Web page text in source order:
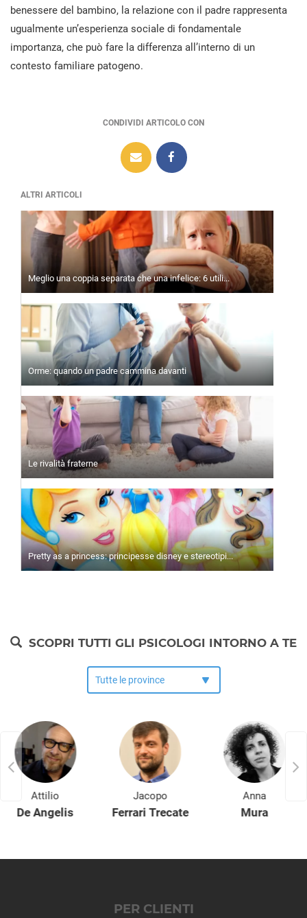
benessere del bambino, la relazione con il padre rappresenta
ugualmente un’esperienza sociale di fondamentale
importanza, che può fare la differenza all’interno di un
contesto familiare patogeno.
CONDIVIDI ARTICOLO CON
ALTRI ARTICOLI
Meglio una coppia separata che una infelice: 6 utili...
Orme: quando un padre cammina davanti
Le rivalità fraterne
Pretty as a princess: principesse disney e stereotipi...
SCOPRI TUTTI GLI PSICOLOGI INTORNO A TE
Attilio
De Angelis
Jacopo
Ferrari Trecate
Anna
Mura
PER CLIENTI